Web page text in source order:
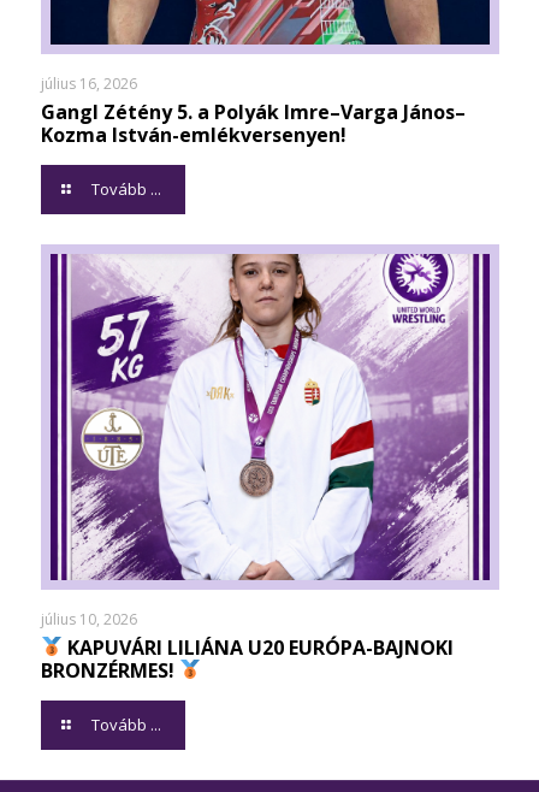
július 16, 2026
Gangl Zétény 5. a Polyák Imre–Varga János–
Kozma István-emlékversenyen!
Tovább ...
július 10, 2026
KAPUVÁRI LILIÁNA U20 EURÓPA-BAJNOKI
BRONZÉRMES!
Tovább ...